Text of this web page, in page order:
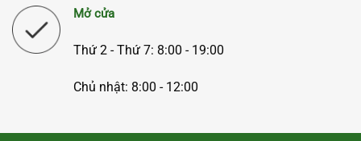
Mở cửa
Thứ 2 - Thứ 7: 8:00 - 19:00
Chủ nhật: 8:00 - 12:00